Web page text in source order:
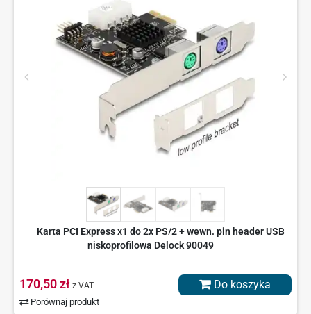
Karta PCI Express x1 do 2x PS/2 + wewn. pin header USB
niskoprofilowa Delock 90049
170,50 zł z VAT
Porównaj produkt
Do koszyka